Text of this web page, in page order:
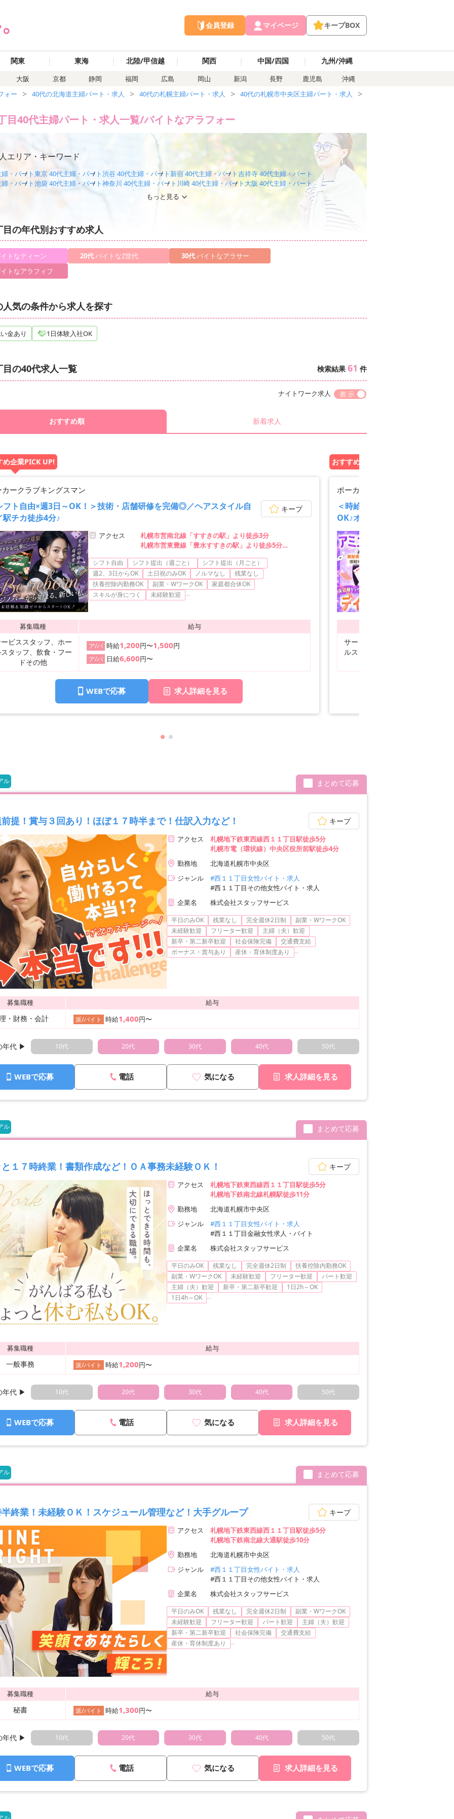
会員登録 マイページ キープBOX
関東 東海 北陸/甲信越 関西 中国/四国 九州/沖縄
大阪 京都 静岡 福岡 広島 岡山 新潟 長野 鹿児島
沖縄
ォー
40代の北海道主婦パート・求人 40代の札幌主婦パート・求人 40代の札幌市中央区主婦パート・求人
目40代主婦パート・求人一覧/バイトなアラフォー
エリア・キーワード
・パート東京 40代主婦・パート渋谷 40代主婦・パート 新宿 40代主婦・パート吉祥寺 40代主婦・パート
・パート池袋 40代主婦・パート神奈川 40代主婦・パート 川崎 40代主婦・パート 大阪 40代主婦・パート
・パート
梅田 40代主婦・パート 福岡 40代主婦・パート天神 40代主婦・パート
博多 40代主婦・パート
埼玉 40代主婦・パート川越 40代主婦・パート
大宮 40代主婦・パート
金沢 40代主婦・パート
もっと見る
目の年代別おすすめ求人
トなティーン 20代 バイトなZ世代 30代 バイトなアラサー
トなアラフィフ
人気の条件から求人を探す
金あり 1日体験入社OK
目の40代求人一覧 検索結果 61 件
ナイトワーク求人
おすすめ順 新着求人
め企業PICK UP!
カークラブキングスマン
フト自由×週3日～OK！＞技術・店舗研修を完備◎／ヘアスタイル自
駅チカ徒歩4分♪
キープ
アクセス
札幌市営南北線「すすきの駅」より徒歩3分
札幌市営東豊線「豊水すすきの駅」より徒歩5分
シフト自由 シフト提出（週ごと）
シフト提出（月ごと）
週2、3日からOK
土日祝のみOK ノルマなし
残業なし
扶養控除内勤務OK
副業・WワークOK
家庭都合休OK
スキルが身につく
未経験歓迎
募集職種 給与
ビススタッフ、ホー
タッフ、飲食・フー
ドその他
ア/パ 時給1,200円〜1,500円
ア/パ 日給6,600円〜
WEBで応募 求人詳細を見る
おすすめ企業PICK UP!
ポーカークラブキングスマン
＜時給1,200円〜1,500円＞週
OK♪オシャレも自由！
サービススタッフ、ホー
ルスタッフ、飲食・フー
まとめて応募
ル
提！賞与３回あり！ほぼ１７時半まで！仕訳入力など！ キープ
アクセス
札幌地下鉄東西線西１１丁目駅徒歩5分
札幌市電（環状線）中央区役所前駅徒歩4分
勤務地
北海道札幌市中央区
ジャンル
#西１１丁目女性バイト・求人
#西１１丁目その他女性バイト・求人
企業名
株式会社スタッフサービス
平日のみOK 残業なし 完全週休2日制
副業・WワークOK
未経験歓迎
フリーター歓迎
主婦（夫）歓迎
新卒・第二新卒歓迎
社会保険完備
交通費支給
ボーナス・賞与あり
産休・育休制度あり
募集職種 給与
・財務・会計 派/バイト 時給1,400円〜
年代 ▶︎ 10代 20代 30代 40代 50代
WEBで応募 電話 気になる 求人詳細を見る
まとめて応募
ル
１７時終業！書類作成など！ＯＡ事務未経験ＯＫ！ キープ
アクセス
札幌地下鉄東西線西１１丁目駅徒歩5分
札幌地下鉄南北線札幌駅徒歩11分
勤務地
北海道札幌市中央区
ジャンル
#西１１丁目女性バイト・求人
#西１１丁目金融女性求人・バイト
企業名
株式会社スタッフサービス
平日のみOK 残業なし 完全週休2日制
扶養控除内勤務OK
副業・WワークOK
未経験歓迎 フリーター歓迎
パート歓迎
主婦（夫）歓迎
新卒・第二新卒歓迎
1日2h～OK
1日4h～OK
募集職種 給与
一般事務 派/バイト 時給1,200円〜
年代 ▶︎ 10代 20代 30代 40代 50代
WEBで応募 電話 気になる 求人詳細を見る
まとめて応募
ル
終業！未経験ＯＫ！スケジュール管理など！大手グループ キープ
アクセス
札幌地下鉄東西線西１１丁目駅徒歩5分
札幌地下鉄南北線大通駅徒歩10分
勤務地
北海道札幌市中央区
ジャンル
#西１１丁目女性バイト・求人
#西１１丁目その他女性バイト・求人
企業名
株式会社スタッフサービス
平日のみOK 残業なし 完全週休2日制
副業・WワークOK
未経験歓迎
フリーター歓迎 パート歓迎
主婦（夫）歓迎
新卒・第二新卒歓迎
社会保険完備
交通費支給
産休・育休制度あり
募集職種 給与
秘書 派/バイト 時給1,300円〜
年代 ▶︎ 10代 20代 30代 40代 50代
WEBで応募 電話 気になる 求人詳細を見る